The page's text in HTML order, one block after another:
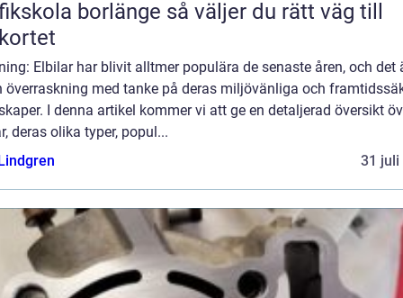
borlänge så väljer du rätt väg till
Elbilar har blivit alltmer populära de senaste åren, och det
överraskning med tanke på deras miljövänliga och
I denna artikel kommer vi att ge en detaljerad översikt
deras olika typer, popul...
31 juli